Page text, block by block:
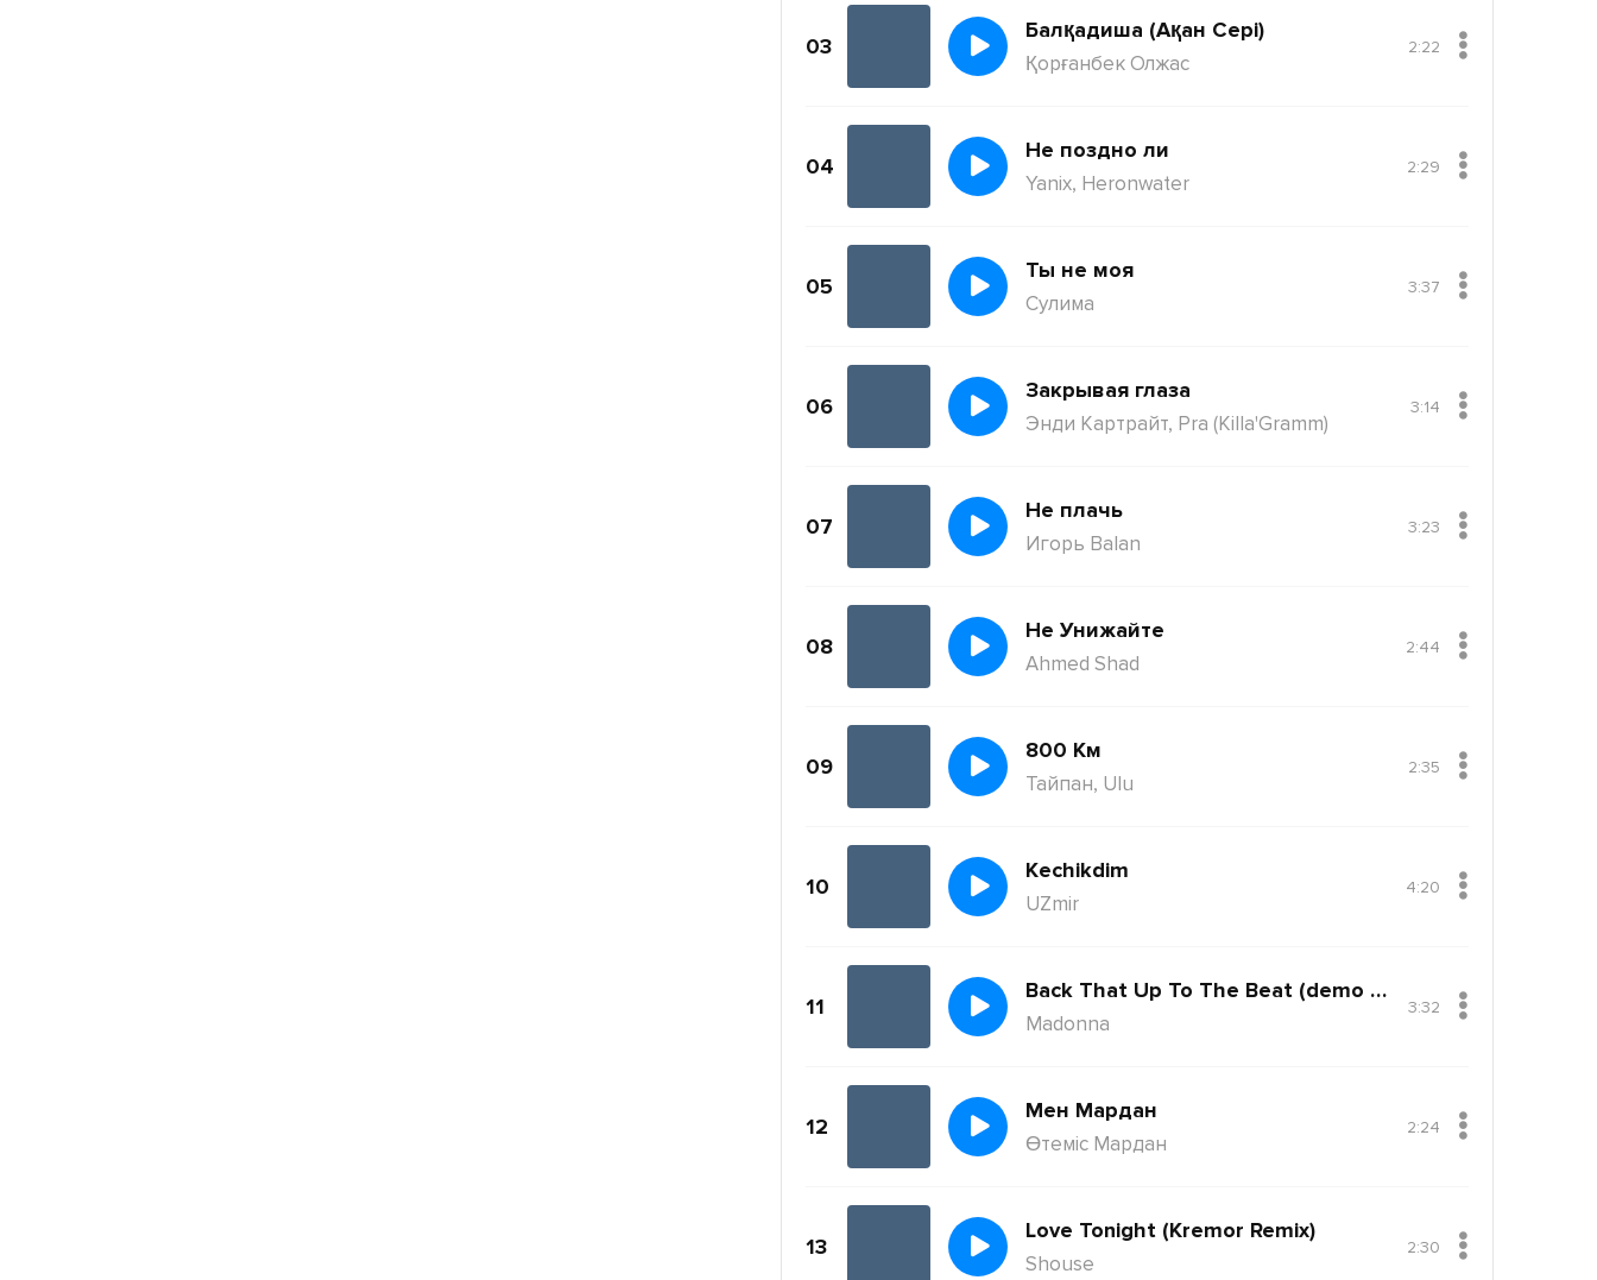
03
Балқадиша (Ақан Сері)
Қорғанбек Олжас
2:22
04
Не поздно ли
Yanix, Heronwater
2:29
05
Ты не моя
Сулима
3:37
06
Закрывая глаза
Энди Картрайт, Pra (Killa'Gramm)
3:14
07
Не плачь
Игорь Balan
3:23
08
Не Унижайте
Ahmed Shad
2:44
09
800 Км
Тайпан, Ulu
2:35
10
Kechikdim
UZmir
4:20
11
Back That Up To The Beat (demo Version)
Madonna
3:32
12
Мен Мардан
Өтеміс Мардан
2:24
13
Love Tonight (Kremor Remix)
Shouse
2:30